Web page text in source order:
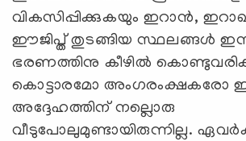
വികസിപ്പിക്കുകയും ഇറാന്‍,
ഈജിപ്ത് തുടങ്ങിയ സ്ഥലങ്ങള്‍
ഭരണത്തിനു കീഴില്‍
കൊട്ടാരമോ അംഗരംക്ഷകരോ
അദ്ദേഹത്തിന് നല്ലൊരു
വീടുപോലുമുണ്ടായിരുന്നില്ല.